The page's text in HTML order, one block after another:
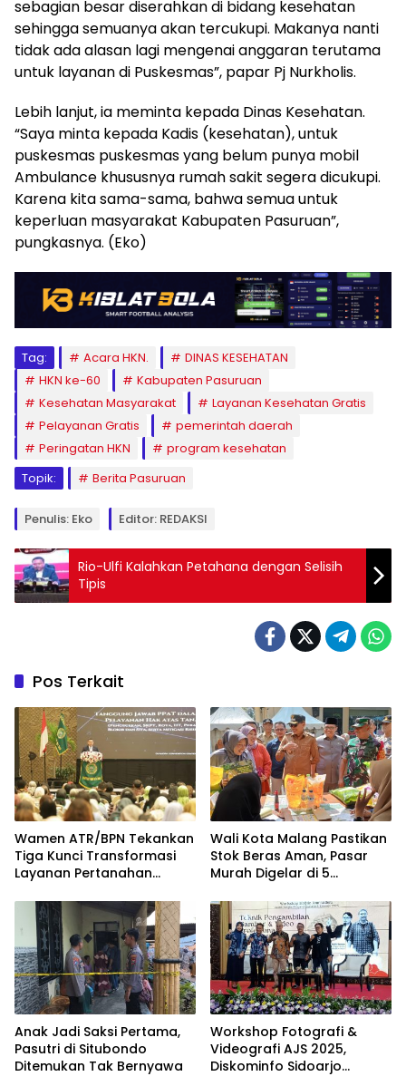
sebagian besar diserahkan di bidang kesehatan
sehingga semuanya akan tercukupi. Makanya nanti
tidak ada alasan lagi mengenai anggaran terutama
untuk layanan di Puskesmas”, papar Pj Nurkholis.
Lebih lanjut, ia meminta kepada Dinas Kesehatan.
“Saya minta kepada Kadis (kesehatan), untuk
puskesmas puskesmas yang belum punya mobil
Ambulance khususnya rumah sakit segera dicukupi.
Karena kita sama-sama, bahwa semua untuk
keperluan masyarakat Kabupaten Pasuruan”,
pungkasnya. (Eko)
Tag: Acara HKN.
DINAS KESEHATAN
HKN ke-60
Kabupaten Pasuruan
Kesehatan Masyarakat
Layanan Kesehatan Gratis
Pelayanan Gratis
pemerintah daerah
Peringatan HKN
program kesehatan
Topik:
Berita Pasuruan
Penulis: Eko Editor: REDAKSI
Rio-Ulfi Kalahkan Petahana dengan Selisih
Tipis
Pos Terkait
Wamen ATR/BPN Tekankan
Tiga Kunci Transformasi
Layanan Pertanahan
IPPAT
Wali Kota Malang Pastikan
Stok Beras Aman, Pasar
Murah Digelar di 5
Anak Jadi Saksi Pertama,
Pasutri di Situbondo
Ditemukan Tak Bernyawa
Workshop Fotografi &
Videografi AJS 2025,
Diskominfo Sidoarjo